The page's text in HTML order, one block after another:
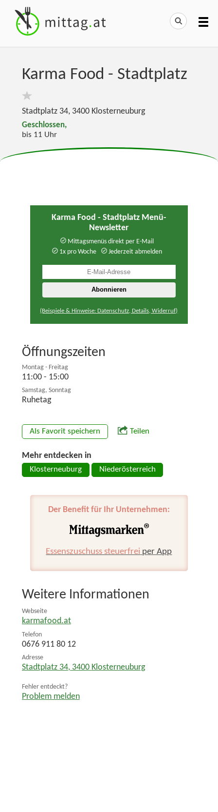
Karma Food - Stadtplatz
Stadtplatz 34, 3400 Klosterneuburg
Geschlossen,
bis 11 Uhr
Karma Food - Stadtplatz Menü-
Newsletter
Mittagsmenüs direkt per E-Mail
1x pro Woche
Jederzeit abmelden
(Beispiele & Hinweise: Datenschutz, Details, Widerruf)
Öffnungszeiten
Montag - Freitag
11:00 - 15:00
Samstag, Sonntag
Ruhetag
Als Favorit speichern Teilen
Mehr entdecken in
Klosterneuburg Niederösterreich
Der Benefit für Ihr Unternehmen:
Essenszuschuss steuerfrei per App
Weitere Informationen
Webseite
karmafood.at
Telefon
0676 911 80 12
Adresse
Stadtplatz 34, 3400 Klosterneuburg
Fehler entdeckt?
Problem melden